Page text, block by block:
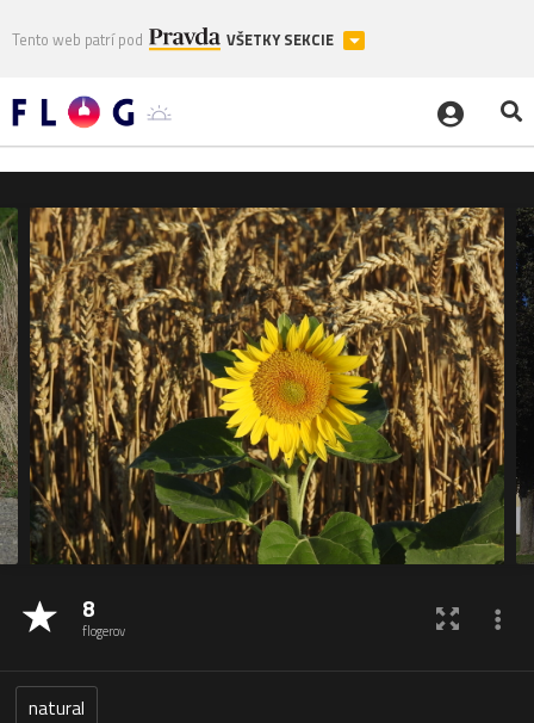
Tento web patrí pod VŠETKY SEKCIE
8
flogerov
natural